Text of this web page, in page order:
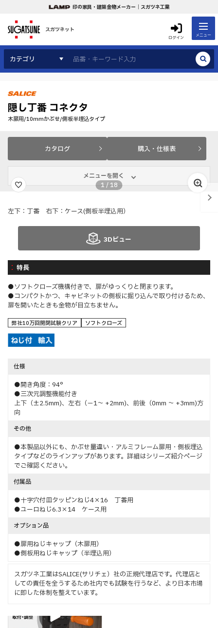
印の家具・建築金物メーカー｜スガツネ工業
スガツネット
ログイン メニュー
カテゴリ
隠し丁番 コネクタ
木扉用/10mmかぶせ/側板半埋込タイプ
カタログ 購入・仕様表
メニューを開く
1 /18
左下：丁番 右下：ケース(側板半埋込用）
3Dビュー
特長
●ソフトクローズ機構付きで、扉がゆっくりと閉まります。
●コンパクトかつ、キャビネットの側板に掘り込んで取り付けるため、
扉を開いたときも金物が目立ちません。
弊社10万回開閉試験クリア ソフトクローズ
仕様
●開き角度：94°
●三次元調整機能付き
上下（±2.5mm)、左右（－1～ +2mm)、前後（0mm ～ +3mm)方
向
その他
●本製品以外にも、かぶせ量違い・アルミフレーム扉用・側板埋込
タイプなどのラインアップがあります。詳細はシリーズ紹介ページ
でご確認ください。
付属品
●十字穴付皿タッピンねじ4×16 丁番用
●ユーロねじ6.3×14 ケース用
オプション品
●扉用ねじキャップ（木扉用）
●側板用ねじキャップ（半埋込用）
スガツネ工業はSALICE(サリチェ）社の正規代理店です。代理店と
しての責任を全うするため社内でも試験を行うなど、より日本市場
に即した体制を整えています。